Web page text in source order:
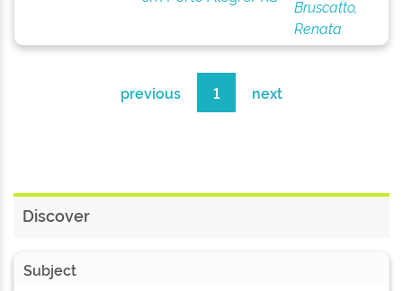
Bruscatto,
Renata
previous 1 next
Discover
Subject